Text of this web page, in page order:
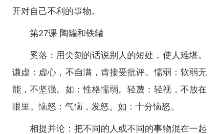
开对自己不利的事物。
第27课 陶罐和铁罐
奚落：用尖刻的话说别人的短处，使人难堪。
谦虚：虚心，不自满，肯接受批评。懦弱：软弱无
能，不坚强。如：性格懦弱。轻蔑：轻视，不放在
眼里。恼怒：气恼，发怒。如：十分恼怒。
相提并论：把不同的人或不同的事物混在一起